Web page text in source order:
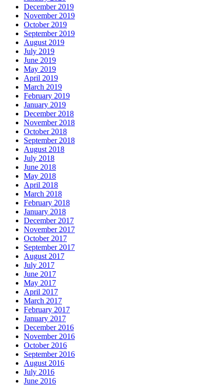
December 2019
November 2019
October 2019
September 2019
August 2019
July 2019
June 2019
May 2019
April 2019
March 2019
February 2019
January 2019
December 2018
November 2018
October 2018
September 2018
August 2018
July 2018
June 2018
May 2018
April 2018
March 2018
February 2018
January 2018
December 2017
November 2017
October 2017
September 2017
August 2017
July 2017
June 2017
May 2017
April 2017
March 2017
February 2017
January 2017
December 2016
November 2016
October 2016
September 2016
August 2016
July 2016
June 2016